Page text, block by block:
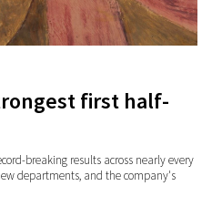
first half-
breaking results across nearly every
departments, and the company's